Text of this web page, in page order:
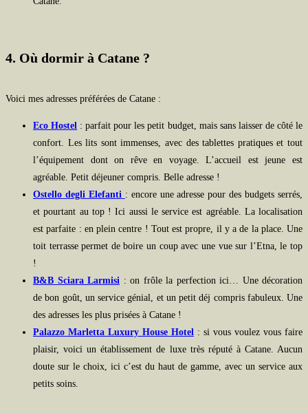
4. Où dormir à Catane ?
Voici mes adresses préférées de Catane :
Eco Hostel : parfait pour les petit budget, mais sans laisser de côté le
confort. Les lits sont immenses, avec des tablettes pratiques et tout
l’équipement dont on rêve en voyage. L’accueil est jeune est
agréable. Petit déjeuner compris. Belle adresse !
Ostello degli Elefanti : encore une adresse pour des budgets serrés,
et pourtant au top ! Ici aussi le service est agréable. La localisation
est parfaite : en plein centre ! Tout est propre, il y a de la place. Une
toit terrasse permet de boire un coup avec une vue sur l’Etna, le top
!
B&B Sciara Larmisi : on frôle la perfection ici… Une décoration
de bon goût, un service génial, et un petit déj compris fabuleux. Une
des adresses les plus prisées à Catane !
Palazzo Marletta Luxury House Hotel : si vous voulez vous faire
plaisir, voici un établissement de luxe très réputé à Catane. Aucun
doute sur le choix, ici c’est du haut de gamme, avec un service aux
petits soins.